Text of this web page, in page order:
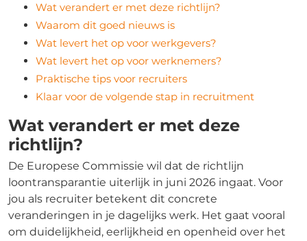
Wat verandert er met deze richtlijn?
Waarom dit goed nieuws is
Wat levert het op voor werkgevers?
Wat levert het op voor werknemers?
Praktische tips voor recruiters
Klaar voor de volgende stap in recruitment
Wat verandert er met deze
richtlijn?
De Europese Commissie wil dat de richtlijn
loontransparantie uiterlijk in juni 2026 ingaat. Voor
jou als recruiter betekent dit concrete
veranderingen in je dagelijks werk. Het gaat vooral
om duidelijkheid, eerlijkheid en openheid over het